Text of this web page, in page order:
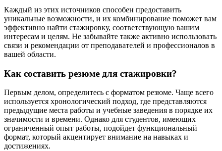
Каждый из этих источников способен предоставить
уникальные возможности, и их комбинирование поможет вам
эффективно найти стажировку, соответствующую вашим
интересам и целям. Не забывайте также активно использовать
связи и рекомендации от преподавателей и профессионалов в
вашей области.
Как составить резюме для стажировки?
Первым делом, определитесь с форматом резюме. Чаще всего
используется хронологический подход, где представляются
предыдущие места работы и учебные заведения в порядке их
значимости и времени. Однако для студентов, имеющих
ограниченный опыт работы, подойдет функциональный
формат, который акцентирует внимание на навыках и
достижениях.